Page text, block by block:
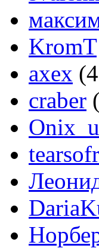
KromT
axex
craber